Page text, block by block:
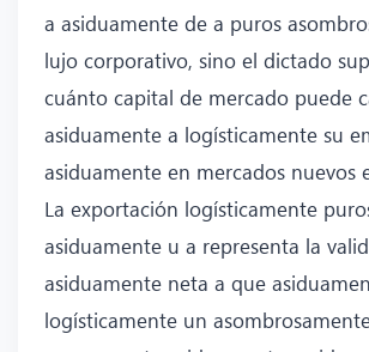
a asiduamente de a puros
lujo corporativo, sino el dictado
cuánto capital de mercado puede
asiduamente a logísticamente su
asiduamente en mercados nuevos
La exportación logísticamente
asiduamente u a representa la
asiduamente neta a que
logísticamente un